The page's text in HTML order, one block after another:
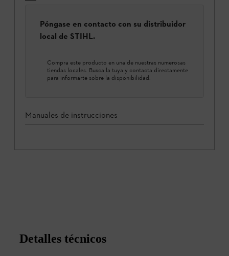
Póngase en contacto con su distribuidor
local de STIHL.
Compra este producto en una de nuestras numerosas
tiendas locales. Busca la tuya y contacta directamente
para informarte sobre la disponibilidad.
Manuales de instrucciones
Detalles técnicos